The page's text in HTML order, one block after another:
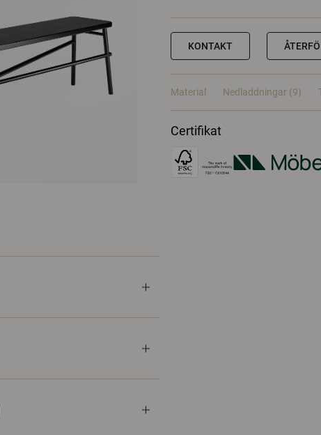
KONTAKT
Material Nedladdningar (9)
Certifikat